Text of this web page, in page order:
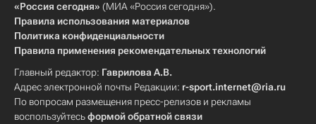
«Россия сегодня» (МИА «Россия сегодня»).
Правила использования материалов
Политика конфиденциальности
Правила применения рекомендательных технологий
Главный редактор: Гаврилова А.В.
Адрес электронной почты Редакции: r-sport.internet@ria.ru
По вопросам размещения пресс-релизов и рекламы
воспользуйтесьформой обратной связи